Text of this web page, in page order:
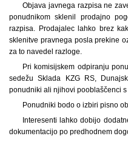
Objava javnega razpisa ne
ponudnikom sklenil prodajno
razpisa. Prodajalec lahko brez
sklenitve pravnega posla prekine
za to navedel razloge.
Pri komisijskem odpiranju
sedežu Sklada KZG RS,
ponudniki ali njihovi pooblaščenci
Ponudniki bodo o izbiri pisno
Interesenti lahko dobijo
dokumentacijo po predhodnem